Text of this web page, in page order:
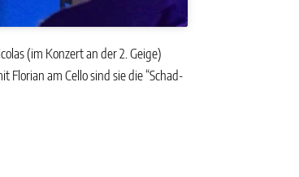
(im Konzert an der 2. Geige)
am Cello sind sie die “Schad-